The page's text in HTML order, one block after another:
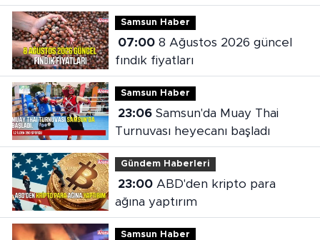
değerlendirdi
Samsun Haber
07:008 Ağustos 2026 güncel
fındık fiyatları
Samsun Haber
23:06Samsun'da Muay Thai
Turnuvası heyecanı başladı
Gündem Haberleri
23:00ABD'den kripto para
ağına yaptırım
Samsun Haber